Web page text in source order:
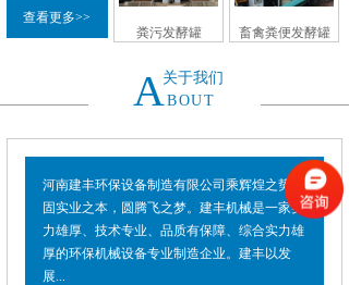
查看更多>>
粪污发酵罐 畜禽粪便发酵罐
关于我们
ABOUT
河南建丰环保设备制造有限公司乘辉煌之势，
固实业之本，圆腾飞之梦。建丰机械是一家实
力雄厚、技术专业、品质有保障、综合实力雄
厚的环保机械设备专业制造企业。建丰以发
展...